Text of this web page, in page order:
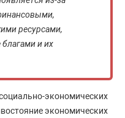
ресурсами,
и их
экономических
экономических